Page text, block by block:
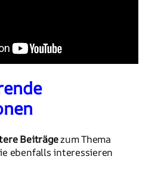
Beiträgezum Thema
ebenfalls interessieren